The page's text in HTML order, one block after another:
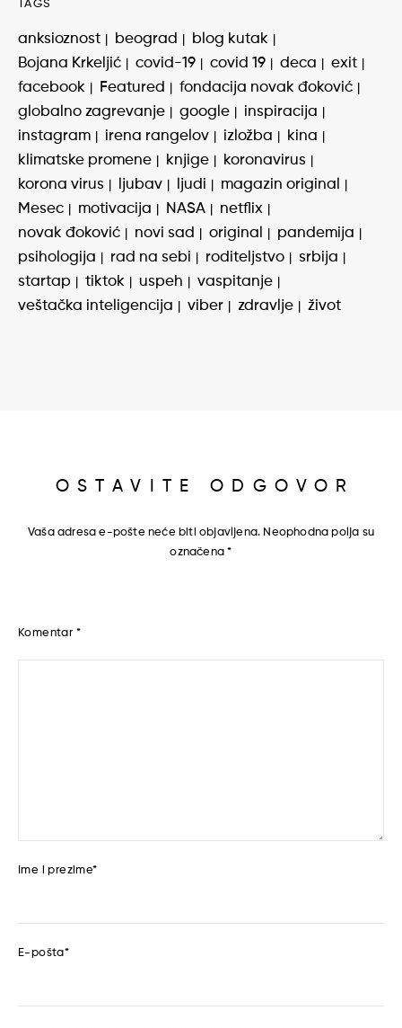
TAGS
anksioznost beograd
blog kutak
Bojana Krkeljić
covid-19 covid 19 deca
exit
facebook
Featured
fondacija novak đoković
globalno zagrevanje
google
inspiracija
instagram
irena rangelov izložba
kina
klimatske promene
knjige
koronavirus
korona virus
ljubav ljudi
magazin original
Mesec
motivacija NASA
netflix
novak đoković
novi sad original
pandemija
psihologija
rad na sebi roditeljstvo
srbija
startap
tiktok uspeh
vaspitanje
veštačka inteligencija
viber zdravlje život
OSTAVITE ODGOVOR
Vaša adresa e-pošte neće biti objavljena. Neophodna polja su
označena*
Komentar *
Ime i prezime*
E-pošta*